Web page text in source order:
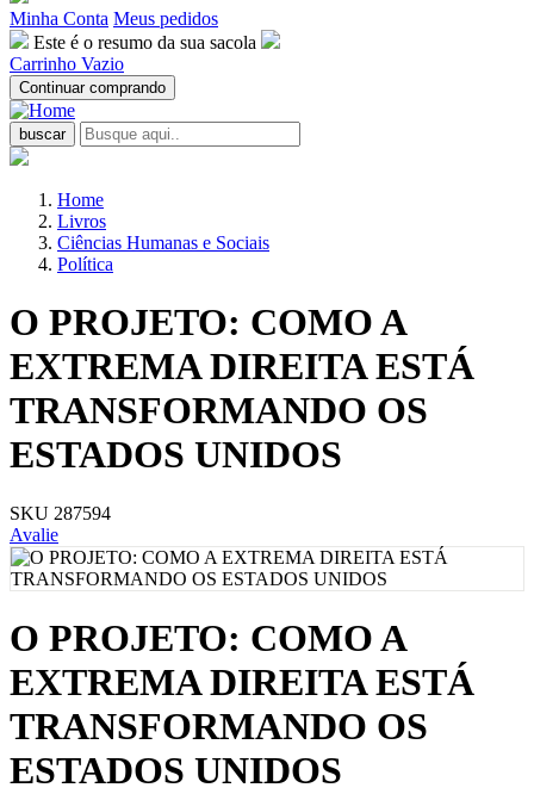
Minha Conta Meus pedidos
Este é o resumo da sua sacola
Carrinho Vazio
Continuar comprando
buscar
Home
Livros
Ciências Humanas e Sociais
Política
O PROJETO: COMO A
EXTREMA DIREITA ESTÁ
TRANSFORMANDO OS
ESTADOS UNIDOS
SKU 287594
Avalie
O PROJETO: COMO A
EXTREMA DIREITA ESTÁ
TRANSFORMANDO OS
ESTADOS UNIDOS